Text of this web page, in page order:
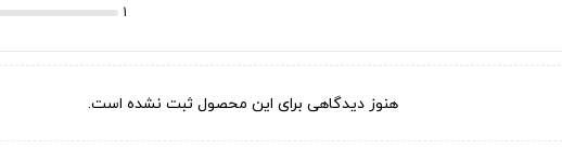
1
هنوز دیدگاهی برای این محصول ثبت نشده است.